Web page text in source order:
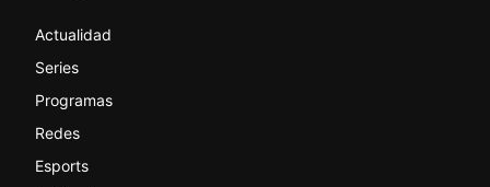
Actualidad
Series
Programas
Redes
Esports